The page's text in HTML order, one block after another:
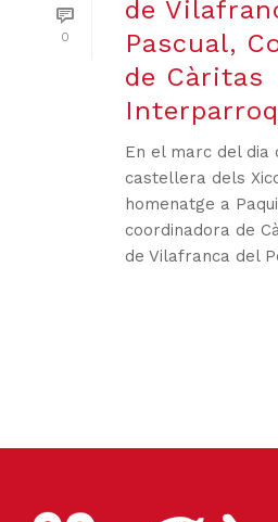
0
de
Pascual,
de Càritas
En el marc del dia
castellera dels
homenatge a
coordinadora de
de Vilafranca del